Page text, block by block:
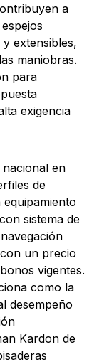
a
extensibles,
maniobras.
para
exigencia
en
de
sistema de
un precio
vigentes.
como la
desempeño
Kardon de